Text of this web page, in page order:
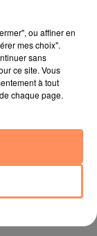
en
2023 !
du vin"
ou affiner en
mes choix".
sans
ce site. Vous
à tout
chaque page.